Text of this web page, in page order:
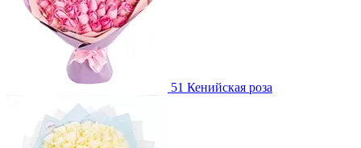
51 Кенийская роза